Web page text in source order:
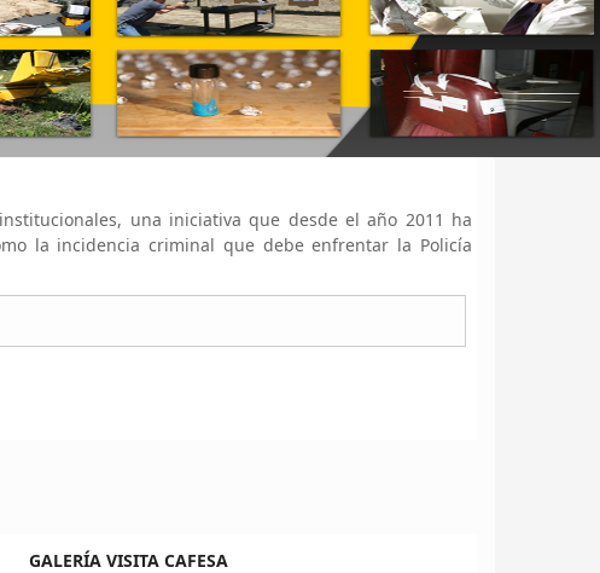
una iniciativa que desde el año 2011 ha
la incidencia criminal que debe enfrentar la Policía
GALERÍA VISITA CAFESA